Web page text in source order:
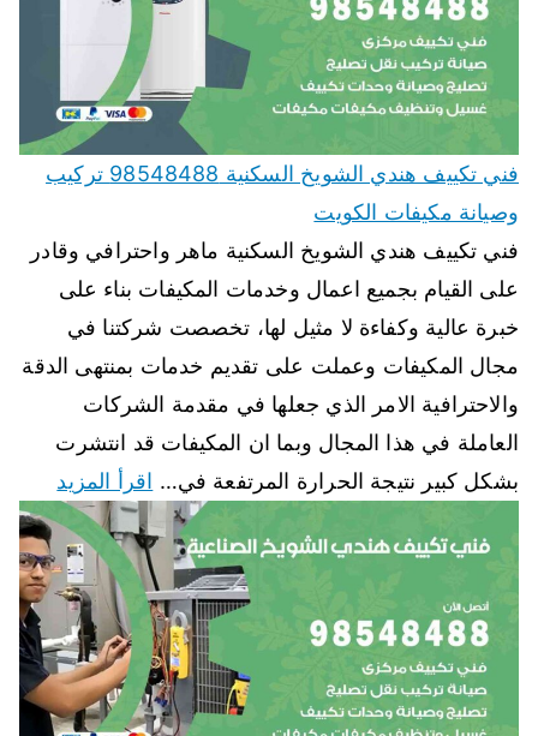
فني تكييف هندي الشويخ السكنية 98548488 تركيب
وصيانة مكيفات الكويت
فني تكييف هندي الشويخ السكنية ماهر واحترافي وقادر
على القيام بجميع اعمال وخدمات المكيفات بناء على
خبرة عالية وكفاءة لا مثيل لها، تخصصت شركتنا في
مجال المكيفات وعملت على تقديم خدمات بمنتهى الدقة
والاحترافية الامر الذي جعلها في مقدمة الشركات
العاملة في هذا المجال وبما ان المكيفات قد انتشرت
بشكل كبير نتيجة الحرارة المرتفعة في… اقرأ المزيد